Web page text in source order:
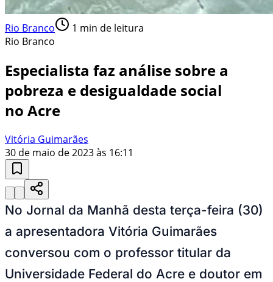
Rio Branco 1 min de leitura
Rio Branco
Especialista faz análise sobre a
pobreza e desigualdade social
no Acre
Vitória Guimarães
30 de maio de 2023 às 16:11
No Jornal da Manhã desta terça-feira (30)
a apresentadora Vitória Guimarães
conversou com o professor titular da
Universidade Federal do Acre e doutor em